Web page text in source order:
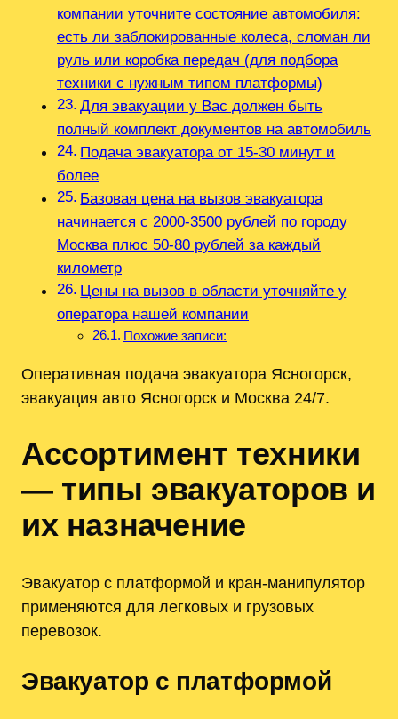
компании уточните состояние автомобиля:
есть ли заблокированные колеса, сломан ли
руль или коробка передач (для подбора
техники с нужным типом платформы)
Для эвакуации у Вас должен быть
полный комплект документов на автомобиль
Подача эвакуатора от 15-30 минут и
более
Базовая цена на вызов эвакуатора
начинается с 2000-3500 рублей по городу
Москва плюс 50-80 рублей за каждый
километр
Цены на вызов в области уточняйте у
оператора нашей компании
Похожие записи:
Оперативная подача эвакуатора Ясногорск,
эвакуация авто Ясногорск и Москва 24/7.
Ассортимент техники
— типы эвакуаторов и
их назначение
Эвакуатор с платформой и кран-манипулятор
применяются для легковых и грузовых
перевозок.
Эвакуатор с платформой